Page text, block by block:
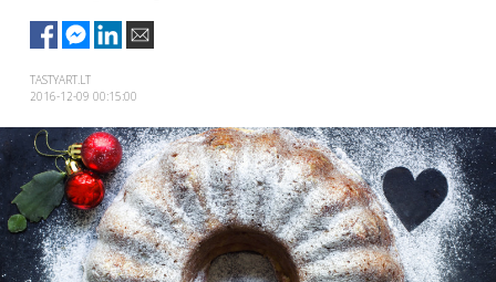
MONARCHIJA
GROŽIS
SVEIKATA
TASTYART.LT
2016-12-09 00:15:00